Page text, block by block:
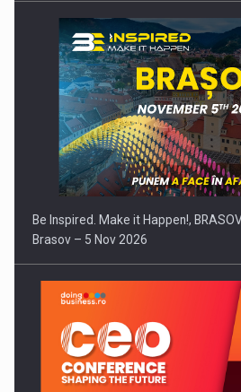
Be Inspired. Make it Happen!,
Brasov – 5 Nov 2026